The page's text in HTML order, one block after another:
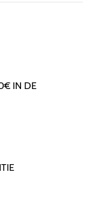
IN DE